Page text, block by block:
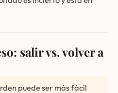
salir vs. volver a
puede ser más fácil